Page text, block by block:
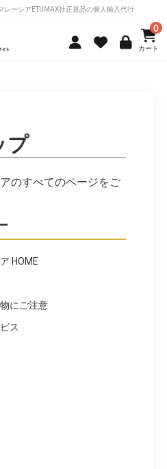
レーシアETUMAX社正規品の個人輸入代行
0
プ
のすべてのページをご
HOME
にご注意
ス